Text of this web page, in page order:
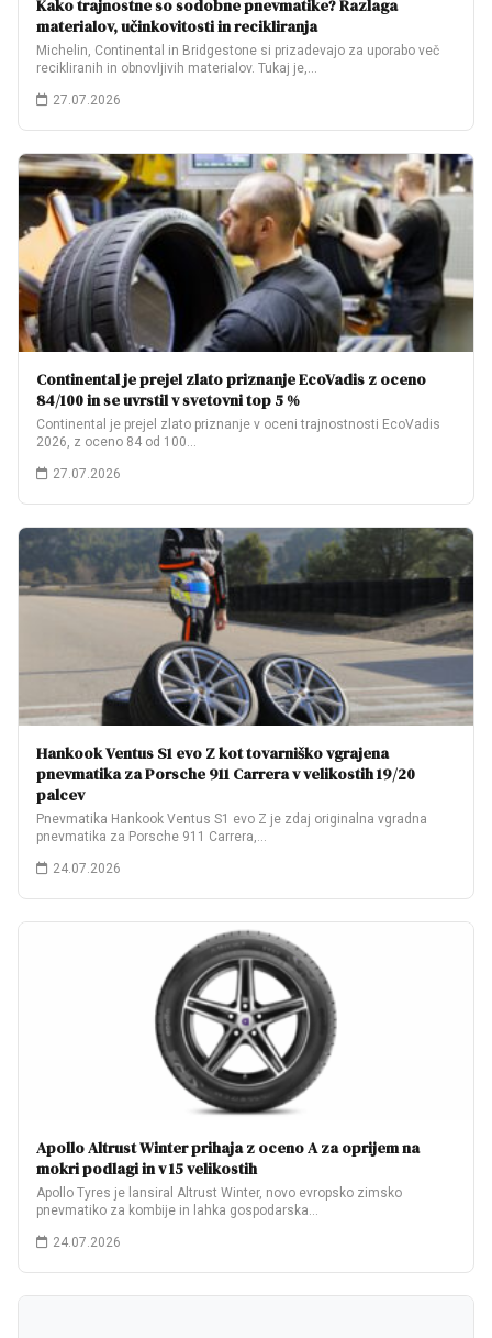
Kako trajnostne so sodobne pnevmatike? Razlaga
materialov, učinkovitosti in recikliranja
Michelin, Continental in Bridgestone si prizadevajo za uporabo več
recikliranih in obnovljivih materialov. Tukaj je,…
27.07.2026
Continental je prejel zlato priznanje EcoVadis z oceno
84/100 in se uvrstil v svetovni top 5 %
Continental je prejel zlato priznanje v oceni trajnostnosti EcoVadis
2026, z oceno 84 od 100…
27.07.2026
Hankook Ventus S1 evo Z kot tovarniško vgrajena
pnevmatika za Porsche 911 Carrera v velikostih 19/20
palcev
Pnevmatika Hankook Ventus S1 evo Z je zdaj originalna vgradna
pnevmatika za Porsche 911 Carrera,…
24.07.2026
Apollo Altrust Winter prihaja z oceno A za oprijem na
mokri podlagi in v 15 velikostih
Apollo Tyres je lansiral Altrust Winter, novo evropsko zimsko
pnevmatiko za kombije in lahka gospodarska…
24.07.2026